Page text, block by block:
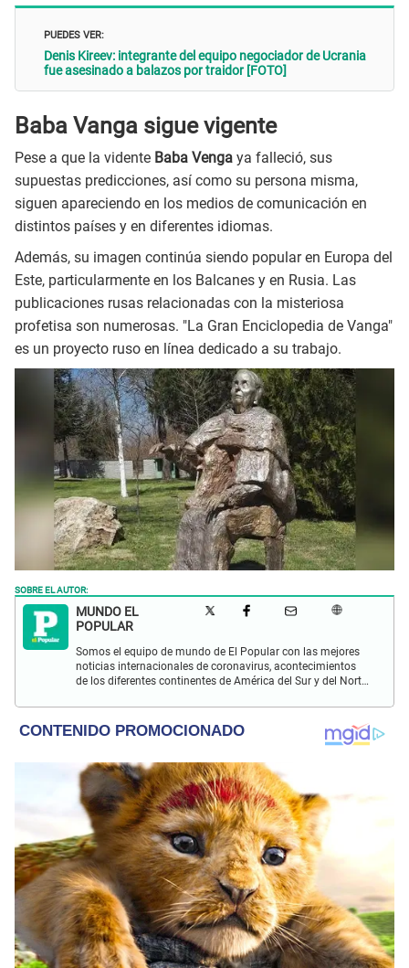
PUEDES VER:
Denis Kireev: integrante del equipo negociador de Ucrania
fue asesinado a balazos por traidor [FOTO]
Baba Vanga sigue vigente
Pese a que la vidente Baba Venga ya falleció, sus
supuestas predicciones, así como su persona misma,
siguen apareciendo en los medios de comunicación en
distintos países y en diferentes idiomas.​
Además, su imagen continúa siendo popular en Europa del
Este, particularmente en los Balcanes y en Rusia. Las
publicaciones rusas relacionadas con la misteriosa
profetisa son numerosas. "La Gran Enciclopedia de Vanga"
es un proyecto ruso en línea dedicado a su trabajo.
SOBRE EL AUTOR:
MUNDO EL
POPULAR
Somos el equipo de mundo de El Popular con las mejores
noticias internacionales de coronavirus, acontecimientos
de los diferentes continentes de América del Sur y del Norte,